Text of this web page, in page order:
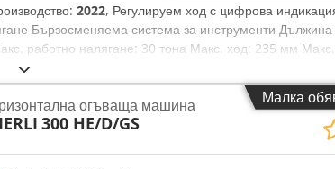
2022, Регулируем ход с цифрова
Бързосменяема система за инструменти Дължина
работно налягане: 30 тона Макс. ход: 235 мм Макс.
Работна скорост: 10 000 мм/мин. Скорост на
заготовки: 200 x 24 мм Капацитет тръби: 60
мм Ширина: 700 мм Dedpfx Aowrzmvsa Ieck Височина:
Малка
огъваща машина
300 HE/D/GS